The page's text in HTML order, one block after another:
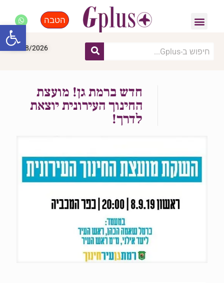
הטבה
08/08/2026
חדש ברמת גן! מועצת
החינוך העירונית יוצאת
לדרך!
פתח